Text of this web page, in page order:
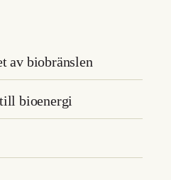
av biobränslen
bioenergi